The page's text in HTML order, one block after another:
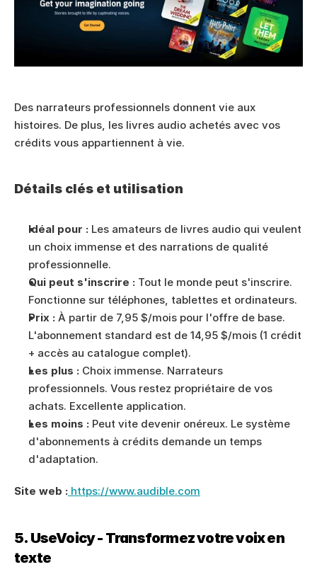
Des narrateurs professionnels donnent vie aux
histoires. De plus, les livres audio achetés avec vos
crédits vous appartiennent à vie.
Détails clés et utilisation
Idéal pour : Les amateurs de livres audio qui veulent
un choix immense et des narrations de qualité
professionnelle.
Qui peut s'inscrire : Tout le monde peut s'inscrire.
Fonctionne sur téléphones, tablettes et ordinateurs.
Prix : À partir de 7,95 $/mois pour l'offre de base.
L'abonnement standard est de 14,95 $/mois (1 crédit
+ accès au catalogue complet).
Les plus : Choix immense. Narrateurs
professionnels. Vous restez propriétaire de vos
achats. Excellente application.
Les moins : Peut vite devenir onéreux. Le système
d'abonnements à crédits demande un temps
d'adaptation.
Site web : https://www.audible.com
5. UseVoicy - Transformez votre voix en
texte